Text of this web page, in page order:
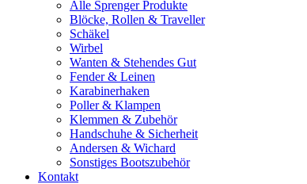
Alle Sprenger Produkte
Blöcke, Rollen & Traveller
Schäkel
Wirbel
Wanten & Stehendes Gut
Fender & Leinen
Karabinerhaken
Poller & Klampen
Klemmen & Zubehör
Handschuhe & Sicherheit
Andersen & Wichard
Sonstiges Bootszubehör
Kontakt